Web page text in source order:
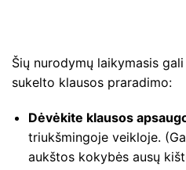
Šių nurodymų laikymasis
sukelto klausos praradimo:
Dėvėkite klausos
triukšmingoje veikloje.
aukštos kokybės ausų